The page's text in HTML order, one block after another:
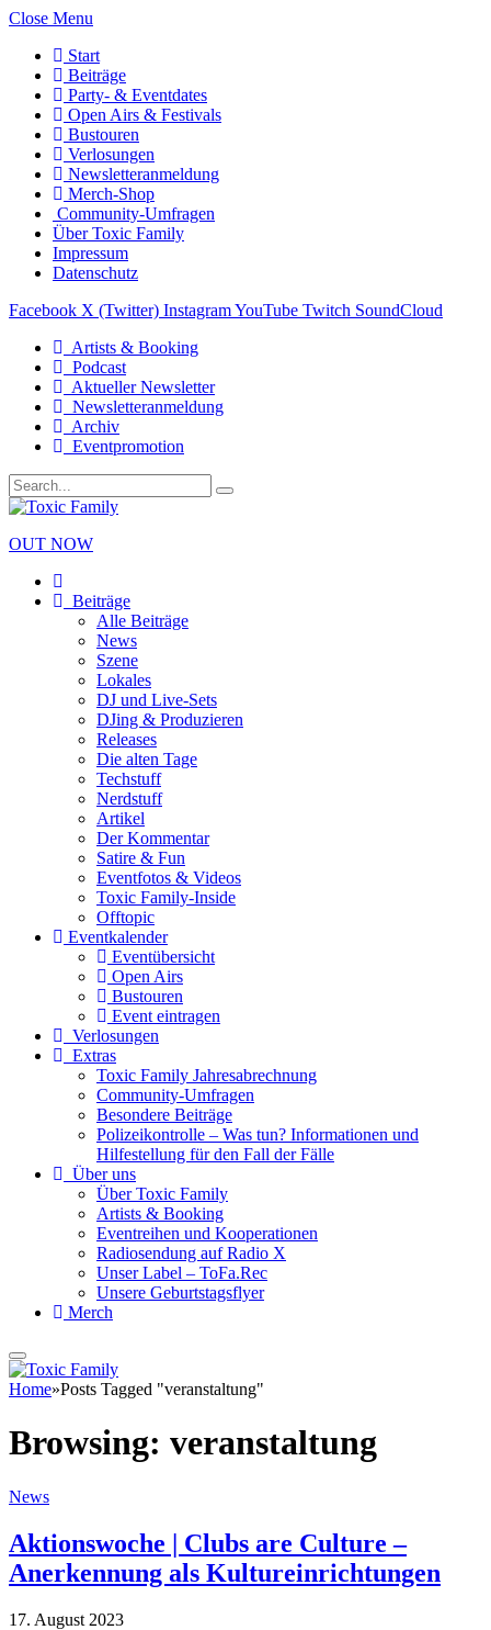
Close Menu
Start
Beiträge
Party- & Eventdates
Open Airs & Festivals
Bustouren
Verlosungen
Newsletteranmeldung
Merch-Shop
Community-Umfragen
Über Toxic Family
Impressum
Datenschutz
Facebook X (Twitter) InstagramYouTube Twitch SoundCloud
Artists & Booking
Podcast
Aktueller Newsletter
Newsletteranmeldung
Archiv
Eventpromotion
OUT NOW
Beiträge
Alle Beiträge
News
Szene
Lokales
DJ und Live-Sets
DJing & Produzieren
Releases
Die alten Tage
Techstuff
Nerdstuff
Artikel
Der Kommentar
Satire & Fun
Eventfotos & Videos
Toxic Family-Inside
Offtopic
Eventkalender
Eventübersicht
Open Airs
Bustouren
Event eintragen
Verlosungen
Extras
Toxic Family Jahresabrechnung
Community-Umfragen
Besondere Beiträge
Polizeikontrolle – Was tun? Informationen und
Hilfestellung für den Fall der Fälle
Über uns
Über Toxic Family
Artists & Booking
Eventreihen und Kooperationen
Radiosendung auf Radio X
Unser Label – ToFa.Rec
Unsere Geburtstagsflyer
Merch
Home»Posts Tagged "veranstaltung"
Browsing: veranstaltung
News
Aktionswoche | Clubs are Culture –
Anerkennung als Kultureinrichtungen
17. August 2023